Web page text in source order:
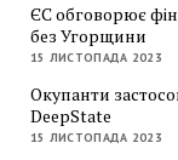
ЄС обговорює
без Угорщини
15 ЛИСТОПАДА 2023
Окупанти
DeepState
15 ЛИСТОПАДА 2023